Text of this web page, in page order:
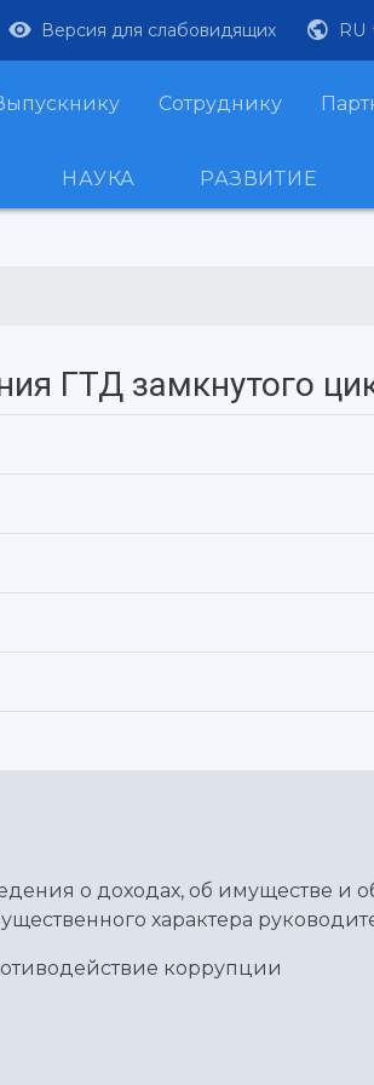
Версия для слабовидящих RU
Сотруднику
НАУКА РАЗВИТИЕ
ГТД замкнутого
о доходах, об имуществе и
характера
коррупции